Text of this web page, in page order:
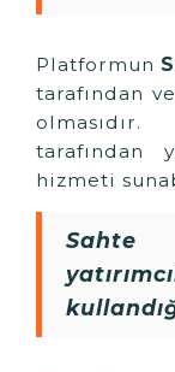
Platformun
tarafından
tarafından
hizmeti
Sahte